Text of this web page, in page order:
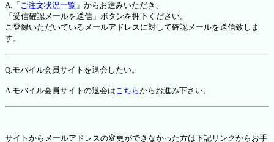
A.「 ご注文状況一覧 」からお進みいただき、
「受信確認メールを送信」ボタンを押下ください。
ご登録いただいているメールアドレスに対して確認メールを送信致しま
す。
Q.モバイル会員サイトを退会したい。
A.モバイル会員サイトの退会はこちらからお進み下さい。
サイトからメールアドレスの変更ができなかった方は下記リンクからお手